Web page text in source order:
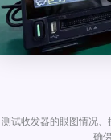
测试收发器的眼图情况、
确